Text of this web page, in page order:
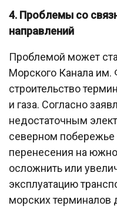
4. Проблемы со
направлений
Проблемой может
Морского Канала им.
строительство
и газа. Согласно
недостаточным
северном
перенесения на
осложнить или
эксплуатацию
морских терминалов